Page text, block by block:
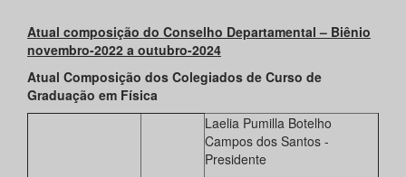
Atual composição do Conselho Departamental – Biênio
novembro-2022 a outubro-2024
Atual Composição dos Colegiados de Curso de
Graduação em Física
Laelia Pumilla Botelho
Campos dos Santos -
Presidente